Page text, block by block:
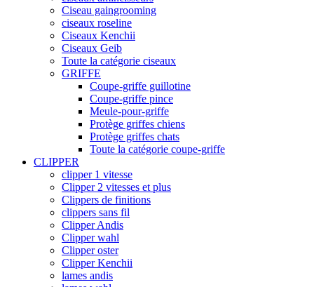
Ciseau gaingrooming
ciseaux roseline
Ciseaux Kenchii
Ciseaux Geib
Toute la catégorie ciseaux
GRIFFE
Coupe-griffe guillotine
Coupe-griffe pince
Meule-pour-griffe
Protège griffes chiens
Protège griffes chats
Toute la catégorie coupe-griffe
CLIPPER
clipper 1 vitesse
Clipper 2 vitesses et plus
Clippers de finitions
clippers sans fil
Clipper Andis
Clipper wahl
Clipper oster
Clipper Kenchii
lames andis